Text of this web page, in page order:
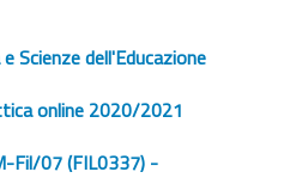
Scienze dell'Educazione
online 2020/2021
Fil/07 (FIL0337) -